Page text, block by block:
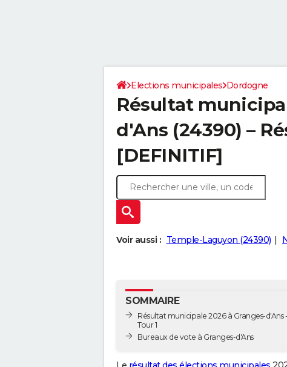
Elections municipales Dordogne
Résultat
d'Ans (24390) –
[DEFINITIF]
Voir aussi : Temple-Laguyon (24390)
SOMMAIRE
Résultat municipale 2026 à Granges-d'Ans -
Tour 1
Bureaux de vote à Granges-d'Ans